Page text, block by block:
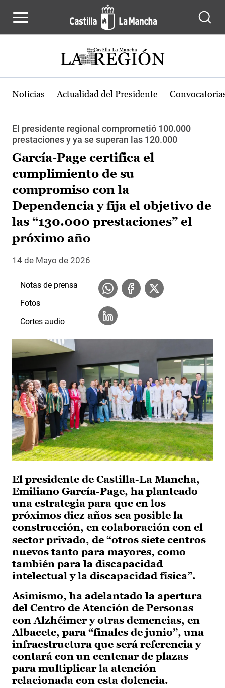
Noticias Actualidad del Presidente
El presidente regional comprometió 100.000
prestaciones y ya se superan las 120.000
García-Page certifica el
cumplimiento de su
compromiso con la
Dependencia y fija el objetivo de
las “130.000 prestaciones” el
próximo año
14 de Mayo de 2026
El presidente de Castilla-La Mancha,
Emiliano García-Page, ha planteado
una estrategia para que en los
próximos diez años sea posible la
construcción, en colaboración con el
sector privado, de “otros siete centros
nuevos tanto para mayores, como
también para la discapacidad
intelectual y la discapacidad física”.
Asimismo, ha adelantado la apertura
del Centro de Atención de Personas
con Alzhéimer y otras demencias, en
Albacete, para “finales de junio”, una
infraestructura que será referencia y
contará con un centenar de plazas
para multiplicar la atención
relacionada con esta dolencia.
Notas de prensa
Fotos
Cortes audio